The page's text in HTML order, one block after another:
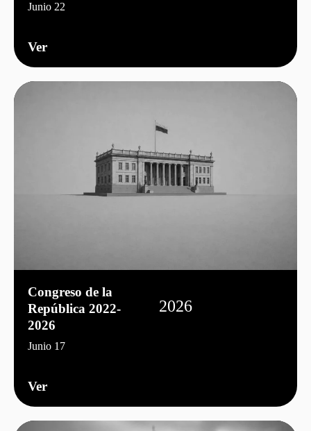
Junio 22
Ver
Congreso de la
República 2022-
2026
2026
Junio 17
Ver